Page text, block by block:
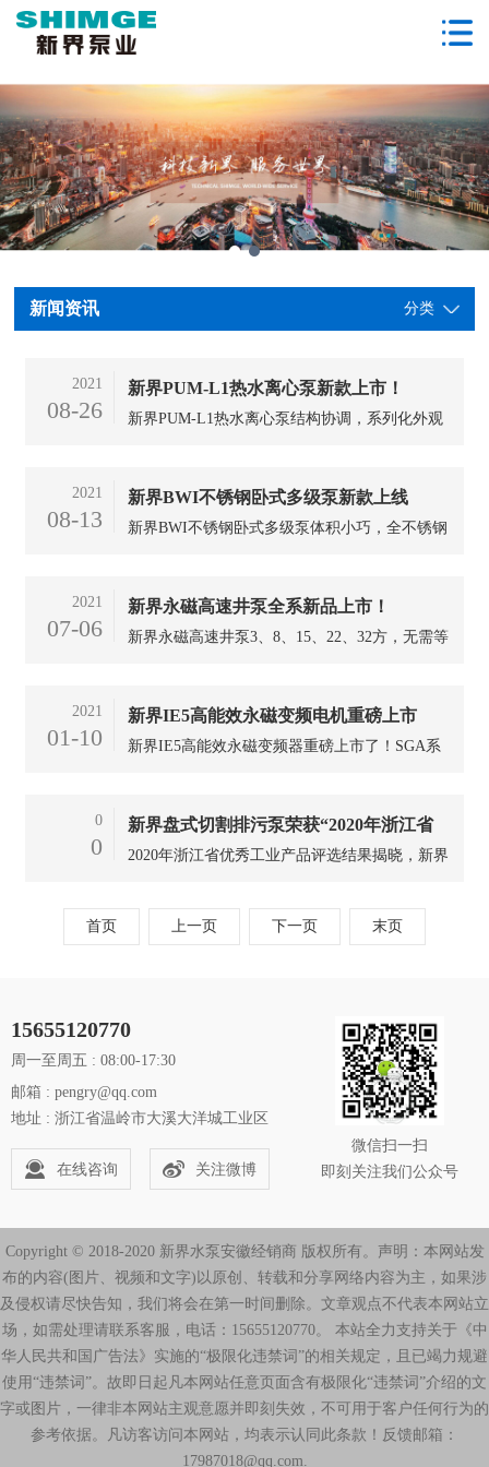
新闻资讯 分类
2021
08-26
新界PUM-L1热水离心泵新款上市！
新界PUM-L1热水离心泵结构协调，系列化外观
特点；适合快捷酒店、商务会所、大型别墅、健
身体育中心、婴儿游泳馆、足浴汗蒸店等。
2021
08-13
新界BWI不锈钢卧式多级泵新款上线
新界BWI不锈钢卧式多级泵体积小巧，全不锈钢
2021全面上市！
2021
07-06
新界永磁高速井泵全系新品上市！
新界永磁高速井泵3、8、15、22、32方，无需等
2021
01-10
新界IE5高能效永磁变频电机重磅上市
新界IE5高能效永磁变频器重磅上市了！SGA系
升30%。电机相比异步电机体积减少40%，重量
减少45%，方便安装维护，同时减少配套设备中
0
0
新界盘式切割排污泵荣获“2020年浙江省
优秀工业产品”称号
2020年浙江省优秀工业产品评选结果揭晓，新界
获“2020年度浙江省优秀工业产品”称号。
首页
上一页 下一页 末页
15655120770
周一至周五 : 08:00-17:30
邮箱 : pengry@qq.com
地址 : 浙江省温岭市大溪大洋城工业区
在线咨询 关注微博
微信扫一扫
即刻关注我们公众号
Copyright © 2018-2020 新界水泵安徽经销商 版权所有。声明：本网站发
布的内容(图片、视频和文字)以原创、转载和分享网络内容为主，如果涉
及侵权请尽快告知，我们将会在第一时间删除。文章观点不代表本网站立
场，如需处理请联系客服，电话：15655120770。 本站全力支持关于《中
华人民共和国广告法》实施的“极限化违禁词”的相关规定，且已竭力规避
使用“违禁词”。故即日起凡本网站任意页面含有极限化“违禁词”介绍的文
字或图片，一律非本网站主观意愿并即刻失效，不可用于客户任何行为的
参考依据。凡访客访问本网站，均表示认同此条款！反馈邮箱：
17987018@qq.com.